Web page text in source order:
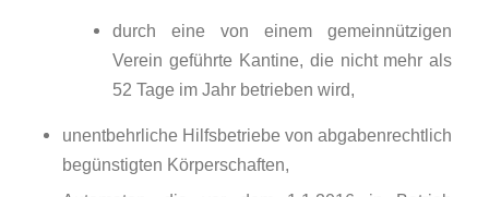
durch eine von einem gemeinnützigen
Verein geführte Kantine, die nicht mehr als
52 Tage im Jahr betrieben wird,
unentbehrliche Hilfsbetriebe von abgabenrechtlich
begünstigten Körperschaften,